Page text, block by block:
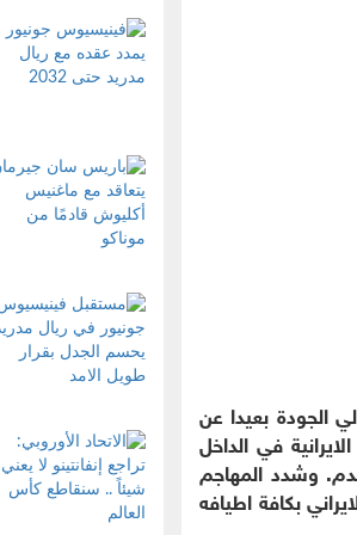
الجودة بعيدا عن
في الداخل
وشدد المهاجم
بكافة اطيافه